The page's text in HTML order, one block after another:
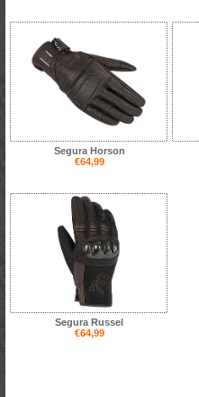
Segura Horson
€64,99
Segura Russel
€64,99